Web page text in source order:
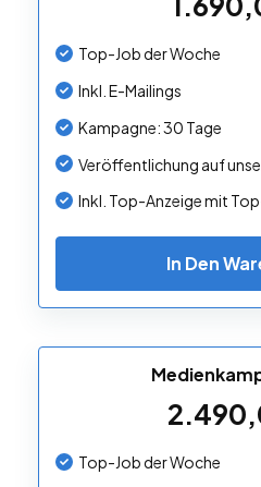
Top-Job der Woche
Inkl. E-Mailings
Kampagne: 30 Tage
Veröffentlichung auf
Inkl. Top-Anzeige mit
In Den
Top-Job der Woche